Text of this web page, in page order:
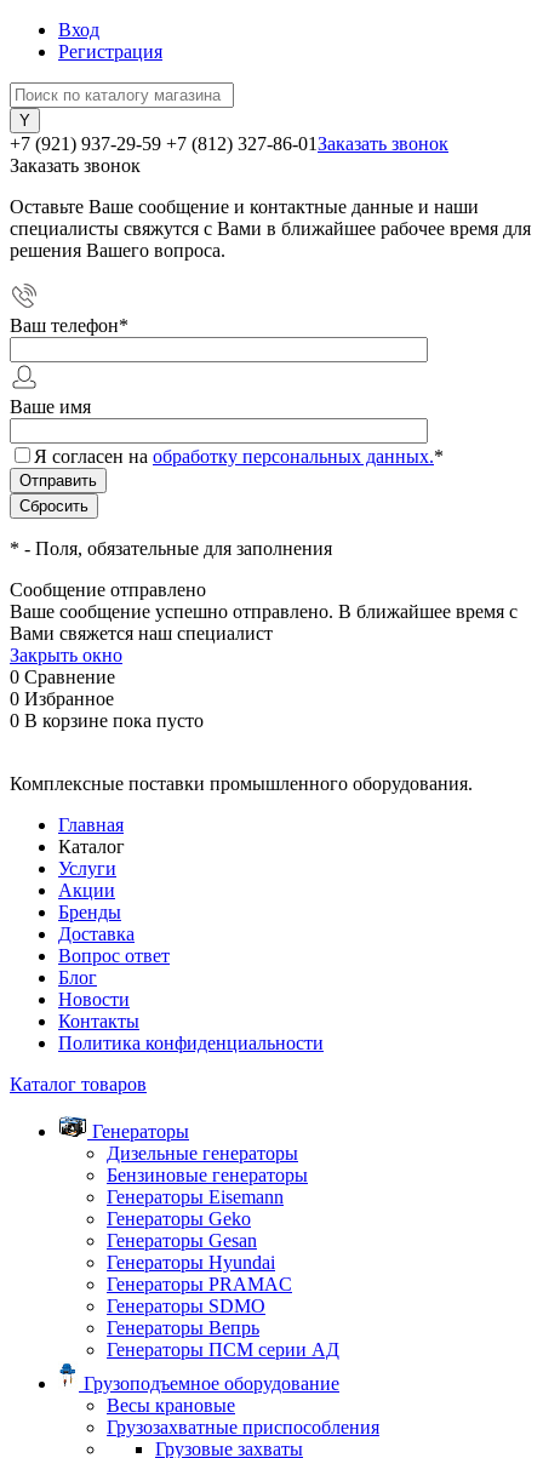
Вход
Регистрация
+7 (921) 937-29-59 +7 (812) 327-86-01Заказать звонок
Заказать звонок
Оставьте Ваше сообщение и контактные данные и наши
специалисты свяжутся с Вами в ближайшее рабочее время для
решения Вашего вопроса.
Ваш телефон*
Ваше имя
Я согласен на обработку персональных данных.*
* - Поля, обязательные для заполнения
Сообщение отправлено
Ваше сообщение успешно отправлено. В ближайшее время с
Вами свяжется наш специалист
Закрыть окно
0 Сравнение
0 Избранное
0 В корзине пока пусто
Комплексные поставки промышленного оборудования.
Главная
Каталог
Услуги
Акции
Бренды
Доставка
Вопрос ответ
Блог
Новости
Контакты
Политика конфиденциальности
Каталог товаров
Генераторы
Дизельные генераторы
Бензиновые генераторы
Генераторы Eisemann
Генераторы Geko
Генераторы Gesan
Генераторы Hyundai
Генераторы PRAMAC
Генераторы SDMO
Генераторы Вепрь
Генераторы ПСМ серии АД
Грузоподъемное оборудование
Весы крановые
Грузозахватные приспособления
Грузовые захваты